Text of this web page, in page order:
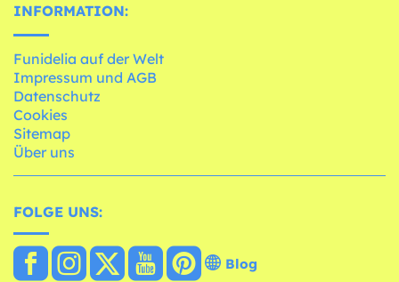
INFORMATION:
Funidelia auf der Welt
Impressum und AGB
Datenschutz
Cookies
Sitemap
Über uns
FOLGE UNS:
Blog